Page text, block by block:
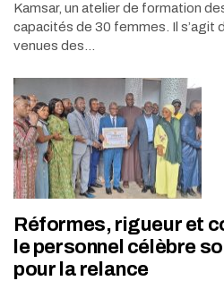
Kamsar, un atelier de formation
capacités de 30 femmes. Il s’agit
venues des…
Réformes, rigueur et
le personnel célèbre
pour la relance